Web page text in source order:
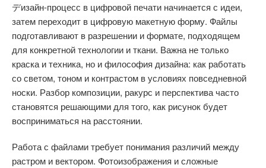
デизайн-процесс в цифровой печати начинается с идеи,
затем переходит в цифровую макетную форму. Файлы
подготавливают в разрешении и формате, подходящем
для конкретной технологии и ткани. Важна не только
краска и техника, но и философия дизайна: как работать
со светом, тоном и контрастом в условиях повседневной
носки. Разбор композиции, ракурс и перспектива часто
становятся решающими для того, как рисунок будет
восприниматься на расстоянии.
Работа с файлами требует понимания различий между
растром и вектором. Фотоизображения и сложные